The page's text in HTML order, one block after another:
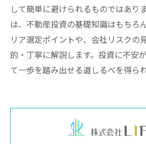
して簡単に避けられるものではあり
は、不動産投資の基礎知識はもちろ
リア選定ポイントや、会社リスクの
的・丁寧に解説します。投資に不安
て一歩を踏み出せる道しるべを得ら